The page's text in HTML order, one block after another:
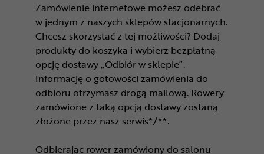
Zamówienie internetowe możesz odebrać
w jednym z naszych sklepów stacjonarnych.
Chcesz skorzystać z tej możliwości? Dodaj
produkty do koszyka i wybierz bezpłatną
opcję dostawy „Odbiór w sklepie”.
Informację o gotowości zamówienia do
odbioru otrzymasz drogą mailową. Rowery
zamówione z taką opcją dostawy zostaną
złożone przez nasz serwis*/**.
Odbierając rower zamówiony do salonu